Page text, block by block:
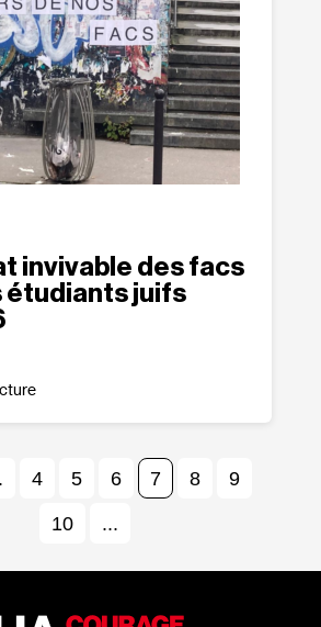
invivable des facs
étudiants juifs
4 5 6 7 8 9
10 ...